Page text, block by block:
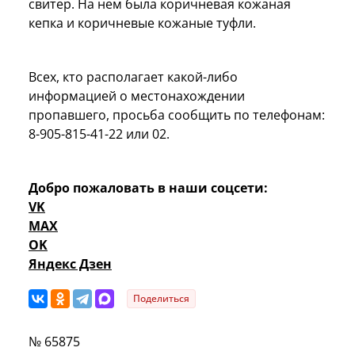
свитер. На нем была коричневая кожаная
кепка и коричневые кожаные туфли.
Всех, кто располагает какой-либо
информацией о местонахождении
пропавшего, просьба сообщить по телефонам:
8-905-815-41-22 или 02.
Добро пожаловать в наши соцсети:
VK
MAX
OK
Яндекс Дзен
Поделиться
№ 65875